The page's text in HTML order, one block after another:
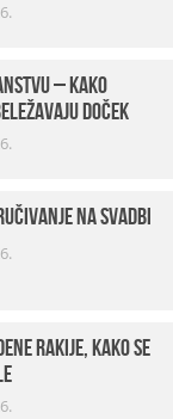
– kako
doček
na svadbi
rakije, kako se